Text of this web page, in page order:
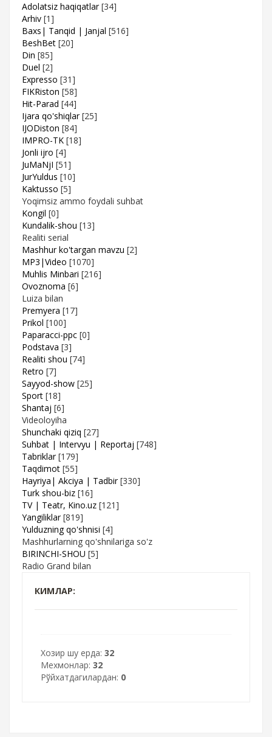
Adolatsiz haqiqatlar [34]
Arhiv [1]
Baxs| Tanqid | Janjal [516]
BeshBet [20]
Din [85]
Duel [2]
Expresso [31]
FIKRiston [58]
Hit-Parad [44]
Ijara qo'shiqlar [25]
IJODiston [84]
IMPRO-TK [18]
Jonli ijro [4]
JuMaNjI [51]
JurYuldus [10]
Kaktusso [5]
Yoqimsiz ammo foydali suhbat
Kongil [0]
Kundalik-shou [13]
Realiti serial
Mashhur ko'targan mavzu [2]
MP3|Video [1070]
Muhlis Minbari [216]
Ovoznoma [6]
Luiza bilan
Premyera [17]
Prikol [100]
Paparacci-ppc [0]
Podstava [3]
Realiti shou [74]
Retro [7]
Sayyod-show [25]
Sport [18]
Shantaj [6]
Videoloyiha
Shunchaki qiziq [27]
Suhbat | Intervyu | Reportaj [748]
Tabriklar [179]
Taqdimot [55]
Hayriya| Akciya | Tadbir [330]
Turk shou-biz [16]
TV | Teatr, Kino.uz [121]
Yangiliklar [819]
Yulduzning qo'shnisi [4]
Mashhurlarning qo'shnilariga so'z
BIRINCHI-SHOU [5]
Radio Grand bilan
КИМЛАР:
Хозир шу ерда: 32
Мехмонлар: 32
Рўйхатдагилардан: 0